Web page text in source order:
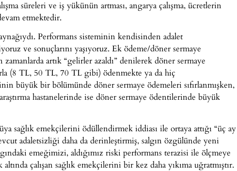
süreleri ve iş yükünün artması, angarya çalışma, ücretlerin
etmektedir.
Performans sisteminin kendisinden adalet
ve sonuçlarını yaşıyoruz. Ek ödeme/döner sermaye
artık “gelirler azaldı” denilerek döner sermaye
(8 TL, 50 TL, 70 TL gibi) ödenmekte ya da hiç
büyük bir bölümünde döner sermaye ödemeleri sıfırlanmışken,
hastanelerinde ise döner sermaye ödentilerinde büyük
sağlık emekçilerini ödüllendirmek iddiası ile ortaya attığı “üç ay
adaletsizliği daha da derinleştirmiş, salgın özgülünde yeni
emeğimizi, aldığımız riski performans terazisi ile ölçmeye
çalışan sağlık emekçilerini bir kez daha yıkıma uğratmıştır.